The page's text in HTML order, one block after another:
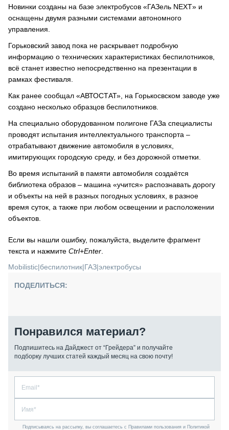
Новинки созданы на базе электробусов «ГАЗель NEXT» и
оснащены двумя разными системами автономного
управления.
Горьковский завод пока не раскрывает подробную
информацию о технических характеристиках беспилотников,
всё станет известно непосредственно на презентации в
рамках фестиваля.
Как ранее сообщал «АВТОСТАТ», на Горькосвском заводе уже
создано несколько образцов беспилотников.
На специально оборудованном полигоне ГАЗа специалисты
проводят испытания интеллектуального транспорта –
отрабатывают движение автомобиля в условиях,
имитирующих городскую среду, и без дорожной отметки.
Во время испытаний в памяти автомобиля создаётся
библиотека образов – машина «учится» распознавать дорогу
и объекты на ней в разных погодных условиях, в разное
время суток, а также при любом освещении и расположении
объектов.
Если вы нашли ошибку, пожалуйста, выделите фрагмент
текста и нажмите Ctrl+Enter
Mobilistic|беспилотник|ГАЗ|электробусы
ПОДЕЛИТЬСЯ:
Понравился материал?
Подпишитесь на Дайджест от “Грейдера” и получайте
подборку лучших статей каждый месяц на свою почту!
Подписываясь на рассылку, вы соглашаетесь с Правилами пользования и Политикой